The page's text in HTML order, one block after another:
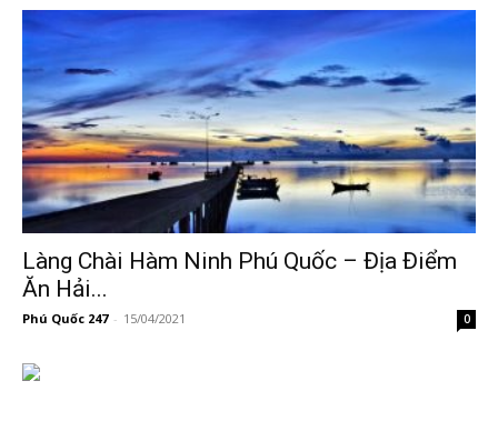
Làng Chài Hàm Ninh Phú Quốc – Địa Điểm
Ăn Hải...
Phú Quốc 247 - 15/04/2021 0